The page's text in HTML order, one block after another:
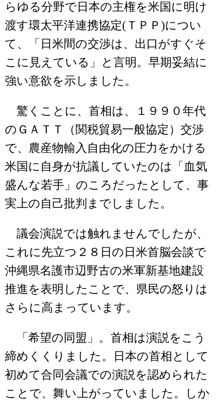
らゆる分野で日本の主権を米国に明け
渡す環太平洋連携協定(ＴＰＰ)につい
て、「日米間の交渉は、出口がすぐそ
こに見えている」と言明。早期妥結に
強い意欲を示しました。
驚くことに、首相は、１９９０年代
のＧＡＴＴ（関税貿易一般協定）交渉
で、農産物輸入自由化の圧力をかける
米国に自身が抗議していたのは「血気
盛んな若手」のころだったとして、事
実上の自己批判までしました。
議会演説では触れませんでしたが、
これに先立つ２８日の日米首脳会談で
沖縄県名護市辺野古の米軍新基地建設
推進を表明したことで、県民の怒りは
さらに高まっています。
「希望の同盟」。首相は演説をこう
締めくくりました。日本の首相として
初めて合同会議での演説を認められた
ことで、舞い上がっていました。しか